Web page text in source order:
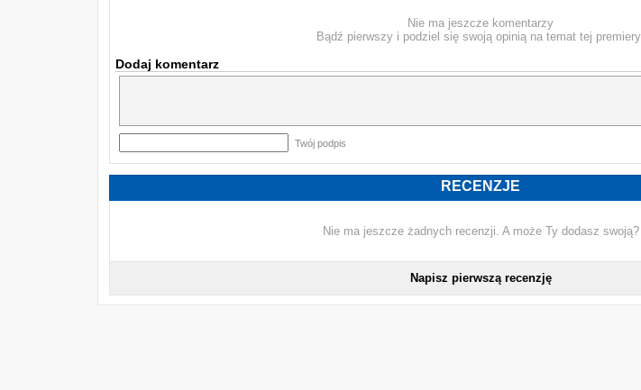
Lista utworów:
Strona A
Strona B
4. I Don't Think I've Cried Today
Nie ma jeszcze komentarzy
Bądź pierwszy i podziel się swoją opinią na temat tej
Dodaj komentarz
Twój podpis
RECENZJE
Nie ma jeszcze żadnych recenzji. A może Ty dodasz swoją?
Napisz pierwszą recenzję